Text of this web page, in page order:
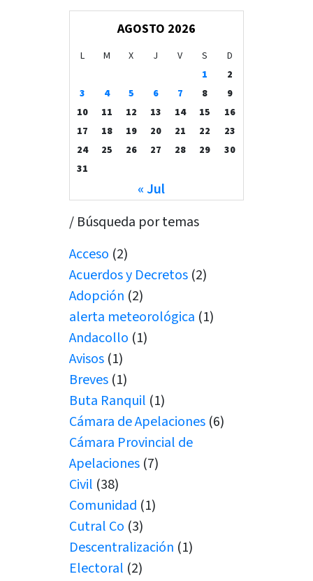
AGOSTO 2026
L M X J V S
D
1
2
3
4 5 6 7 8
9
10
11 12 13 14 15
16
17
18 19 20 21 22
23
24
25 26 27 28 29
30
31
« Jul
/ Búsqueda por temas
Acceso (2)
Acuerdos y Decretos (2)
Adopción (2)
alerta meteorológica (1)
Andacollo (1)
Avisos (1)
Breves (1)
Buta Ranquil (1)
Cámara de Apelaciones (6)
Cámara Provincial de
Apelaciones (7)
Civil (38)
Comunidad (1)
Cutral Co (3)
Descentralización (1)
Electoral (2)